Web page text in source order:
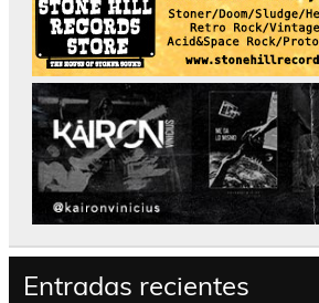
Entradas recientes